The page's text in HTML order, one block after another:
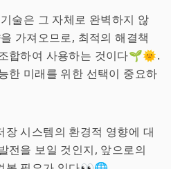
술은 그 자체로 완벽하지 않
가져오므로, 최적의 해결책
합하여 사용하는 것이다🌱🌞.
한 미래를 위한 선택이 중요하
시스템의 환경적 영향에 대
전을 보일 것인지, 앞으로의